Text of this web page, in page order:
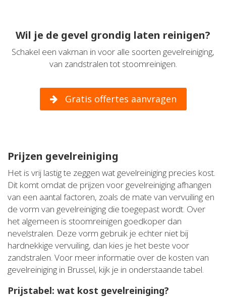
Wil je de gevel grondig laten reinigen?
Schakel een vakman in voor alle soorten gevelreiniging,
van zandstralen tot stoomreinigen.
Gratis offertes aanvragen
Prijzen gevelreiniging
Het is vrij lastig te zeggen wat gevelreiniging precies kost.
Dit komt omdat de prijzen voor gevelreiniging afhangen
van een aantal factoren, zoals de mate van vervuiling en
de vorm van gevelreiniging die toegepast wordt. Over
het algemeen is stoomreinigen goedkoper dan
nevelstralen. Deze vorm gebruik je echter niet bij
hardnekkige vervuiling, dan kies je het beste voor
zandstralen. Voor meer informatie over de kosten van
gevelreiniging in Brussel, kijk je in onderstaande tabel.
Prijstabel: wat kost gevelreiniging?